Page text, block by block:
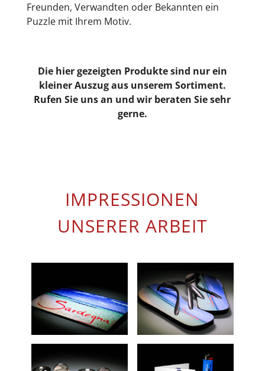
Freunden, Verwandten oder Bekannten ein
Puzzle mit Ihrem Motiv.
Die hier gezeigten Produkte sind nur ein
kleiner Auszug aus unserem Sortiment.
Rufen Sie uns an und wir beraten Sie sehr
gerne.
IMPRESSIONEN
UNSERER ARBEIT